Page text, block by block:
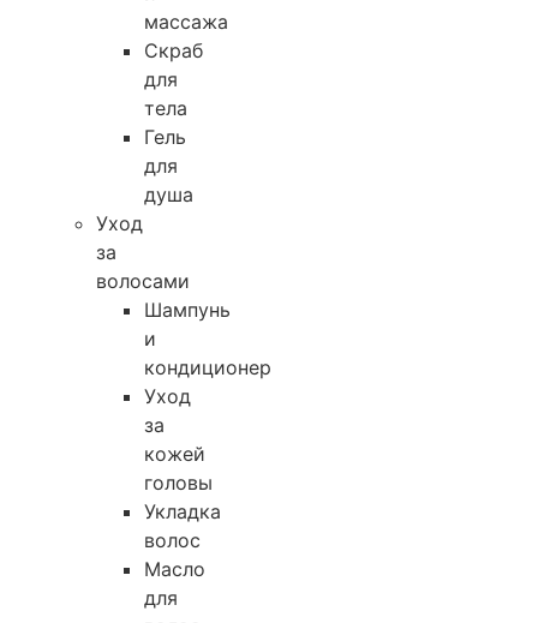
массажа
Скраб
для
тела
Гель
для
душа
Уход
за
волосами
Шампунь
и
кондиционер
Уход
за
кожей
головы
Укладка
волос
Масло
для